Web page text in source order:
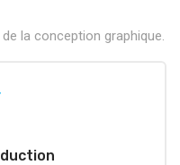
la conception graphique.